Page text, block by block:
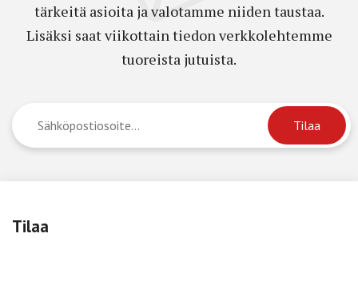
tärkeitä asioita ja valotamme niiden taustaa.
Lisäksi saat viikottain tiedon verkkolehtemme
tuoreista jutuista.
Tilaa